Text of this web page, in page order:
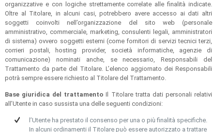
organizzative e con logiche strettamente correlate alle finalità indicate.
Oltre al Titolare, in alcuni casi, potrebbero avere accesso ai dati altri
soggetti coinvolti nell’organizzazione del sito web (personale
amministrativo, commerciale, marketing, consulenti legali, amministratori
di sistema) ovvero soggetti esterni (come fornitori di servizi tecnici terzi,
corrieri postali, hosting provider, società informatiche, agenzie di
comunicazione) nominati anche, se necessario, Responsabili del
Trattamento da parte del Titolare. L’elenco aggiornato dei Responsabili
potrà sempre essere richiesto al Titolare del Trattamento.
Base giuridica del trattamento Il Titolare tratta dati personali relativi
all’Utente in caso sussista una delle seguenti condizioni:
l’Utente ha prestato il consenso per una o più finalità specifiche.
In alcuni ordinamenti il Titolare può essere autorizzato a trattare